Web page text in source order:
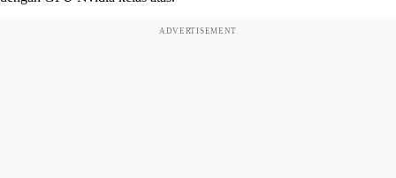
ADVERTISEMENT